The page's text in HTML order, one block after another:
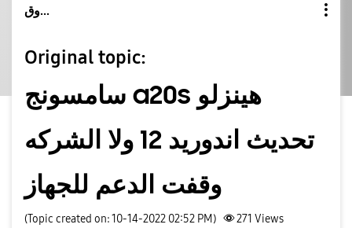
وق...
Original topic:
سامسونج a20s هينزلو
تحديث اندوريد 12 ولا الشركه
وقفت الدعم للجهاز
(Topic created on: 10-14-2022 02:52 PM) 271 Views